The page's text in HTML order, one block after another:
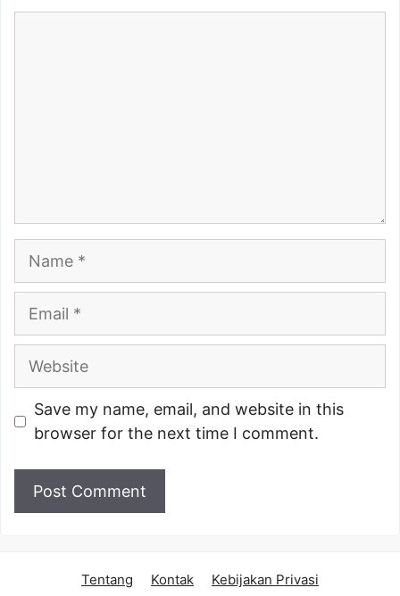
Website
Save my name, email, and website in this
browser for the next time I comment.
Tentang Kontak Kebijakan Privasi